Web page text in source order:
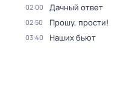
02:00 Дачный ответ
02:50 Прошу, прости!
03:40 Наших бьют